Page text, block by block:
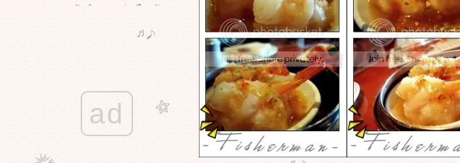
อาหารระดับตำนานแห่งเมืองพัทยา -
ทนายอ้วนชวนหิว - ตามหาร้านเค้ก
กินของแปลก - ข้าวแห้งเฮียเกียรติ
ตลาดเก่าบางนกแขวก สมุทรสงคราม
ทนายอ้วนชวนหิว - เที่ยวไป ... กินไป -
ข้าวเหนียวมูนแม่นงนุช
ad